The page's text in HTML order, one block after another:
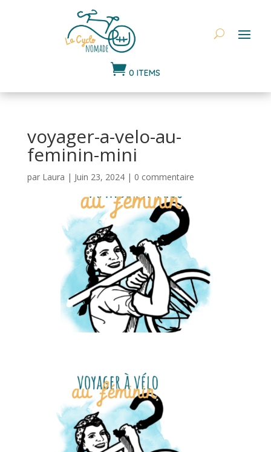
 0 ITEMS
voyager-a-velo-au-
feminin-mini
par Laura | Juin 23, 2024| 0 commentaire